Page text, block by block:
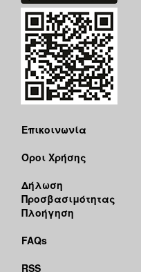
Επικοινωνία
Όροι Χρήσης
Δήλωση
Προσβασιμότητας
Πλοήγηση
FAQs
RSS